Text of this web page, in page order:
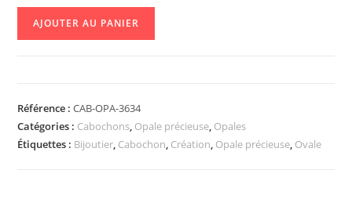
AJOUTER AU PANIER
Référence :CAB-OPA-3634
Catégories : Cabochons, Opale précieuse, Opales
Étiquettes : Bijoutier, Cabochon, Création, Opale précieuse, Ovale